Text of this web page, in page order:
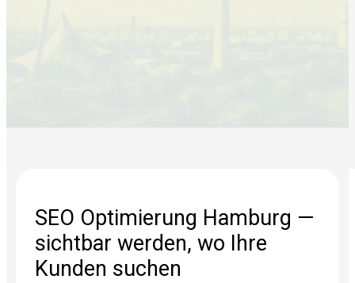
SEO Optimierung Hamburg —
sichtbar werden, wo Ihre
Kunden suchen